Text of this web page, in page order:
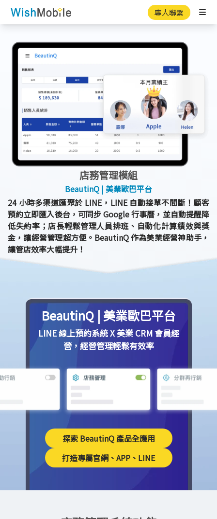
專人聯繫
店務管理模組
BeautinQ | 美業歐巴平台
24 小時多渠道匯聚於 LINE，LINE 自動接單不間斷！顧客
預約立即匯入後台，可同步 Google 行事曆，並自動提醒降
低失約率；店長輕鬆管理人員排班、自動化計算績效與獎
金，讓經營管理超方便。BeautinQ 作為美業經營神助手，
讓管店效率大幅提升！
BeautinQ | 美業歐巴平台
LINE 線上預約系統 X 美業 CRM 會員經
營，經營管理輕鬆有效率
探索 BeautinQ 產品全應用
打造專屬官網、APP、LINE